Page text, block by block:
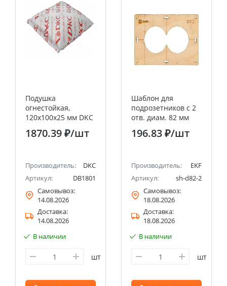
Подушка
огнестойкая,
120х100х25 мм DKC
1870.39 ₽/шт
Производитель:
DKC
Артикул:
DB1801
Самовывоз:
14.08.2026
Доставка:
14.08.2026
В наличии
шт
Шаблон для
подрозетников c 2
отв. диам. 82 мм
EKF Expert
196.83 ₽/шт
Производитель:
EKF
Артикул:
sh-d82-2
Самовывоз:
18.08.2026
Доставка:
18.08.2026
В наличии
шт